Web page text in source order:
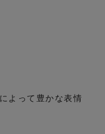
よって豊かな表情